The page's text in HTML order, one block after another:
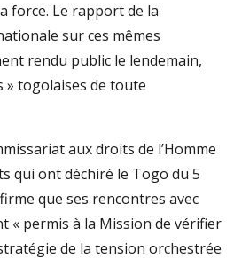
force. Le rapport de la
sur ces mêmes
rendu public le lendemain,
» togolaises de toute
aux droits de l’Homme
qui ont déchiré le Togo du 5
que ses rencontres avec
« permis à la Mission de vérifier
de la tension orchestrée